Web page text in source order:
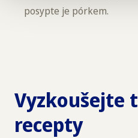
posypte je pórkem.
Vyzkoušejte
recepty